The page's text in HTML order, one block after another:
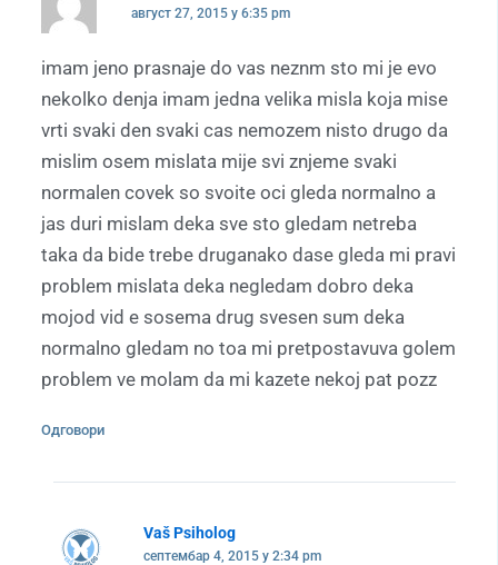
август 27, 2015 у 6:35 pm
imam jeno prasnaje do vas neznm sto mi je evo
nekolko denja imam jedna velika misla koja mise
vrti svaki den svaki cas nemozem nisto drugo da
mislim osem mislata mije svi znjeme svaki
normalen covek so svoite oci gleda normalno a
jas duri mislam deka sve sto gledam netreba
taka da bide trebe druganako dase gleda mi pravi
problem mislata deka negledam dobro deka
mojod vid e sosema drug svesen sum deka
normalno gledam no toa mi pretpostavuva golem
problem ve molam da mi kazete nekoj pat pozz
Одговори
Vaš Psiholog
септембар 4, 2015 у 2:34 pm